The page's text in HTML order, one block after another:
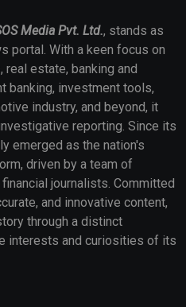
Media Pvt. Ltd., stands as
portal. With a keen focus on
real estate, banking and
banking, investment tools,
industry, and beyond, it
reporting. Since its
emerged as the nation's
driven by a team of
journalists. Committed
and innovative content,
through a distinct
interests and curiosities of its